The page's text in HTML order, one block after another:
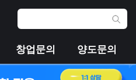
창업문의 양도문의